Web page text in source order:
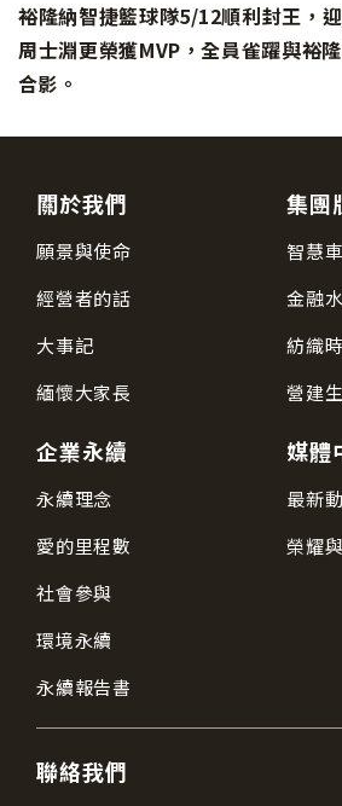
裕隆納智捷籃球隊5/12順利封王，
周士淵更榮獲MVP，全員雀躍與裕
合影。
關於我們
願景與使命
經營者的話
大事記
緬懷大家長
集團
智慧
金融
紡織
營建
企業永續
永續理念
愛的里程數
社會參與
環境永續
永續報告書
媒體
最新
榮耀
聯絡我們